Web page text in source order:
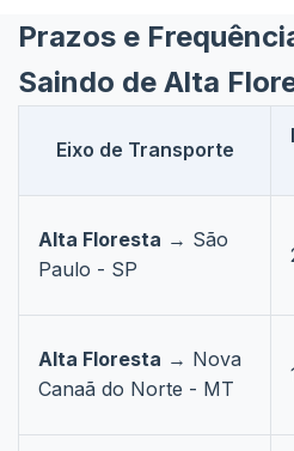
Prazos e
Saindo de Alta
Eixo de Transporte
Alta Floresta → São
Paulo - SP
Alta Floresta → Nova
Canaã do Norte - MT